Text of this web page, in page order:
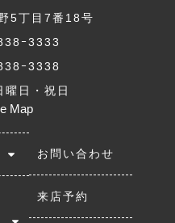
5丁目7番18号
ｰ3333
ｰ3338
日・祝日
Map
お問い合わせ
来店予約